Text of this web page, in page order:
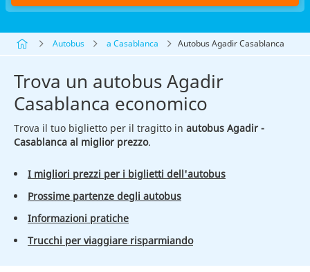
Autobus a Casablanca Autobus Agadir Casablanca
Trova un autobus Agadir
Casablanca economico
Trova il tuo biglietto per il tragitto in autobus Agadir -
Casablanca al miglior prezzo.
I migliori prezzi per i biglietti dell'autobus
Prossime partenze degli autobus
Informazioni pratiche
Trucchi per viaggiare risparmiando